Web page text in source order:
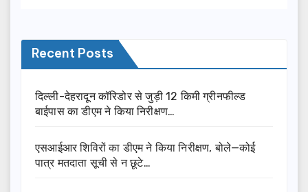
Recent Posts
दिल्ली-देहरादून कॉरिडोर से जुड़ी 12 किमी ग्रीनफील्ड
बाईपास का डीएम ने किया निरीक्षण…
एसआईआर शिविरों का डीएम ने किया निरीक्षण, बोले—कोई
पात्र मतदाता सूची से न छूटे…